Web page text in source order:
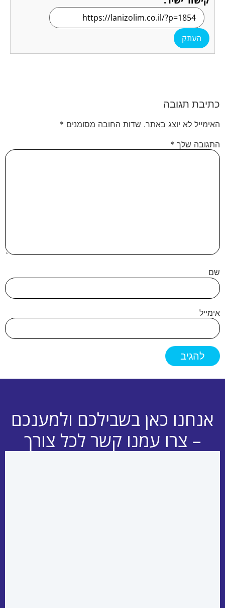
העתק
כתיבת תגובה
האימייל לא יוצג באתר. שדות החובה מסומנים *
התגובה שלך *
שם
אימייל
אנחנו כאן בשבילכם ולמענכם
– צרו עמנו קשר לכל צורך